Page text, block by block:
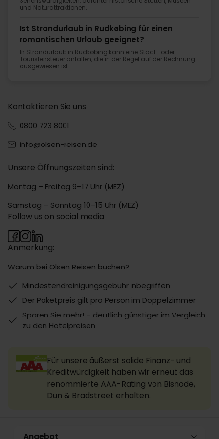
und Naturattraktionen.
Ist Strandurlaub in Rudkøbing für einen
romantischen Urlaub geeignet?
In Strandurlaub in Rudkøbing kann eine Stadt- oder
Touristensteuer anfallen, die in der Regel auf der Rechnung
ausgewiesen ist.
Kontaktieren Sie uns
0800 723 8001
info@olsen-reisen.de
Unsere Öffnungszeiten sind:
Montag – Freitag 9–17 Uhr (MEZ)
Samstag – Sonntag 10–15 Uhr (MEZ)
Anmerkung:
Warum bei Olsen Reisen buchen?
Mindestendreinigungsgebühr inbegriffen
Der Paketpreis gilt pro Person im Doppelzimmer
Sparen Sie mehr! – deutlich günstiger im Vergleich
zu den Hotelpreisen
Follow us on social media
Für unsere äußerst solide Finanz- und
Kreditwürdigkeit haben wir erneut das
renommierte AAA-Rating von Bisnode,
Dun & Bradstreet erhalten.
Angebot